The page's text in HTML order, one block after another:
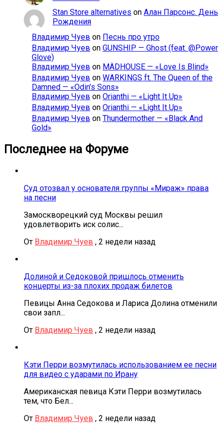
Stan Store alternatives on Алан Парсонс. День
Рождения
Владимир Чуев on Песнь про утро
Владимир Чуев on GUNSHIP — Ghost (feat. @Power
Glove)
Владимир Чуев on MÄDHOUSE — «Love Is Blind»
Владимир Чуев on WARKINGS ft. The Queen of the
Damned — «Odin’s Sons»
Владимир Чуев on Orianthi — «Light It Up»
Владимир Чуев on Orianthi — «Light It Up»
Владимир Чуев on Thundermother — «Black And
Gold»
Последнее на Форуме
Суд отозвал у основателя группы «Мираж» права
на песни
Замоскворецкий суд Москвы решил
удовлетворить иск солис...
От Владимир Чуев , 2 недели назад
Долиной и Седоковой пришлось отменить
концерты из-за плохих продаж билетов
Певицы Анна Седокова и Лариса Долина отменили
свои запл...
От Владимир Чуев , 2 недели назад
Кэти Перри возмутилась использованием ее песни
для видео с ударами по Ирану
Американская певица Кэти Перри возмутилась
тем, что Бел...
От Владимир Чуев , 2 недели назад